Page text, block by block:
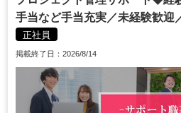
手当など手当充実／未経験歓
正社員
掲載終了日：2026/8/14